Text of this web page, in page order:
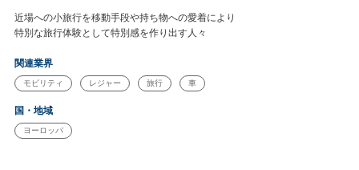
近場への小旅行を移動手段や持ち物への愛着により
特別な旅行体験として特別感を作り出す人々
関連業界
モビリティ レジャー 旅行 車
国・地域
ヨーロッパ